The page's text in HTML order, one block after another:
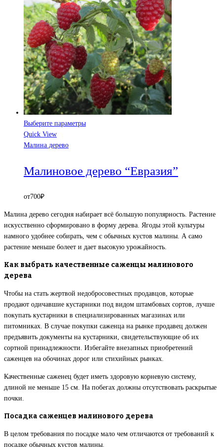
Выберите параметры
Quick View
Малина дерево
Малиновое дерево “Евразия”
от700₽
Малина дерево сегодня набирает всё большую популярность. Растение
искусственно сформировано в форму дерева. Ягоды этой культуры
намного удобнее собирать, чем с обычных кустов малины. А само
растение меньше болеет и дает высокую урожайность.
Как выбрать качественные саженцы малинового
дерева
Чтобы на стать жертвой недобросовестных продавцов, которые
продают одичавшие кустарники под видом штамбовых сортов, лучше
покупать кустарники в специализированных магазинах или
питомниках. В случае покупки саженца на рынке продавец должен
предъявить документы на кустарники, свидетельствующие об их
сортной принадлежности. Избегайте внезапных приобретений
саженцев на обочинах дорог или стихийных рынках.
Качественные саженец будет иметь здоровую корневую систему,
длиной не меньше 15 см. На побегах должны отсутствовать раскрытые
почки.
Посадка саженцев малинового дерева
В целом требования по посадке мало чем отличаются от требований к
посадке обычных кустов малины.